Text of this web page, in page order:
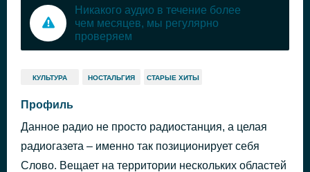
Никакого аудио в течение более
чем месяцев, мы регулярно
проверяем
КУЛЬТУРА НОСТАЛЬГИЯ СТАРЫЕ ХИТЫ
Профиль
Данное радио не просто радиостанция, а целая
радиогазета – именно так позиционирует себя
Слово. Вещает на территории нескольких областей